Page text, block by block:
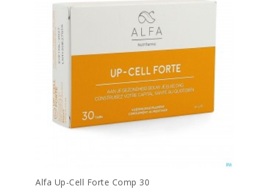
Alfa Up-Cell Forte Comp 30